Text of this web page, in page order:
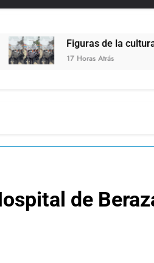
Figuras de la cultura se
17 Horas Atrás
de